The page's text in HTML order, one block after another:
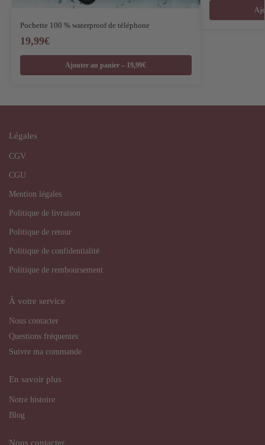
Pochette 100 % waterproof de téléphone
19,99€
Ajouter au panier – 19,99€
Légales
CGV
CGU
Mention légales
Politique de livraison
Politique de retour
Politique de confidentialité
Politique de remboursement
À votre service
Nous contacter
Questions fréquentes
Suivre ma commande
En savoir plus
Notre histoire
Blog
Nous contacter